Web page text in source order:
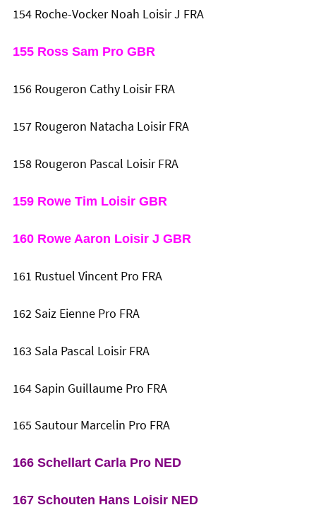
154 Roche-Vocker Noah Loisir J FRA
155 Ross Sam Pro GBR
156 Rougeron Cathy Loisir FRA
157 Rougeron Natacha Loisir FRA
158 Rougeron Pascal Loisir FRA
159 Rowe Tim Loisir GBR
160 Rowe Aaron Loisir J GBR
161 Rustuel Vincent Pro FRA
162 Saiz Eienne Pro FRA
163 Sala Pascal Loisir FRA
164 Sapin Guillaume Pro FRA
165 Sautour Marcelin Pro FRA
166 Schellart Carla Pro NED
167 Schouten Hans Loisir NED